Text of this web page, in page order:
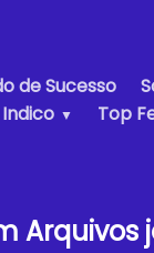
de Sucesso
Top
Arquivos